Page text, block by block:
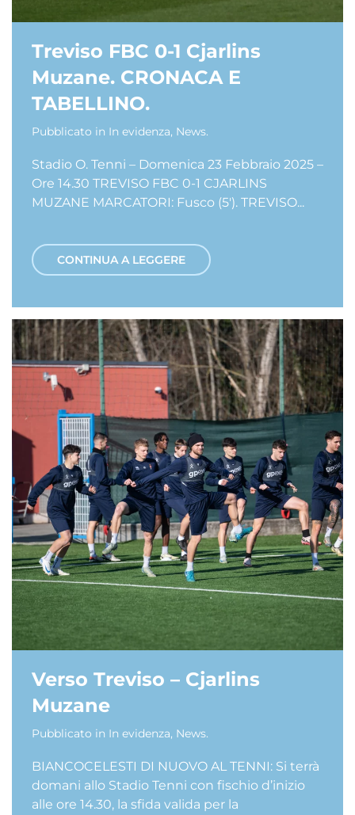
Treviso FBC 0-1 Cjarlins
Muzane. CRONACA E
TABELLINO.
Pubblicato in In evidenza, News.
Stadio O. Tenni – Domenica 23 Febbraio 2025 –
Ore 14.30 TREVISO FBC 0-1 CJARLINS
MUZANE MARCATORI: Fusco (5′). TREVISO...
CONTINUA A LEGGERE
Verso Treviso – Cjarlins
Muzane
Pubblicato in In evidenza, News.
BIANCOCELESTI DI NUOVO AL TENNI: Si terrà
domani allo Stadio Tenni con fischio d’inizio
alle ore 14.30, la sfida valida per la